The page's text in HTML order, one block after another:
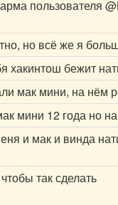
пользователя
но всё же я
хакинтош бежит
мак мини, на нём
мини 12 года но
и мак и винда
так сделать